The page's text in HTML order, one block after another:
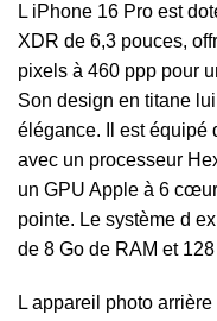
L iPhone 16 Pro est
XDR de 6,3 pouces,
pixels à 460 ppp pour
Son design en titane
élégance. Il est équipé
avec un processeur
un GPU Apple à 6
pointe. Le système d
de 8 Go de RAM et
L appareil photo